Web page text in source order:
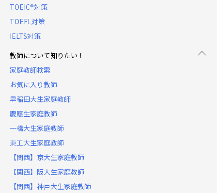
TOEIC®対策
TOEFL対策
IELTS対策
教師について知りたい！
家庭教師検索
お気に入り教師
早稲田大生家庭教師
慶應生家庭教師
一橋大生家庭教師
東工大生家庭教師
【関西】京大生家庭教師
【関西】阪大生家庭教師
【関西】神戸大生家庭教師